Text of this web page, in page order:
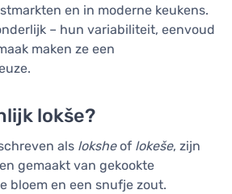
en in moderne keukens.
– hun variabiliteit, eenvoud
maken ze een
lokše?
als loksheof lokeše, zijn
gemaakt van gekookte
bloem en een snufje zout.